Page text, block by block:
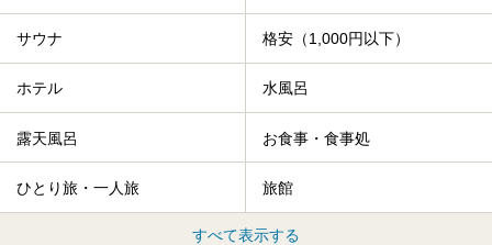
サウナ 格安（1,000円以下）
ホテル 水風呂
露天風呂 お食事・食事処
ひとり旅・一人旅 旅館
すべて表示する